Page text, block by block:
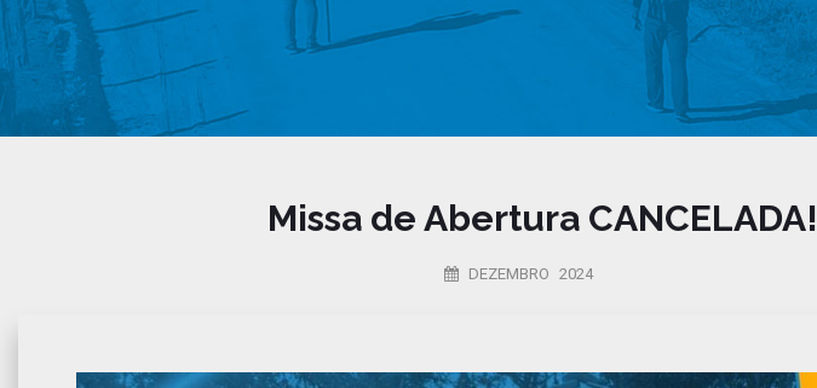
Missa de Abertura CANCELADA!
DEZEMBRO 2024